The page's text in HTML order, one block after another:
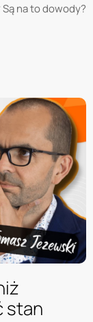
na to dowody?
stan